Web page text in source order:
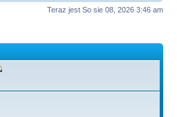
Teraz jest So sie 08, 2026 3:46 am